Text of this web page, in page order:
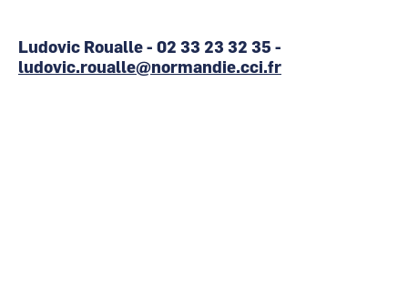
Ludovic Roualle - 02 33 23 32 35 -
ludovic.roualle@normandie.cci.fr